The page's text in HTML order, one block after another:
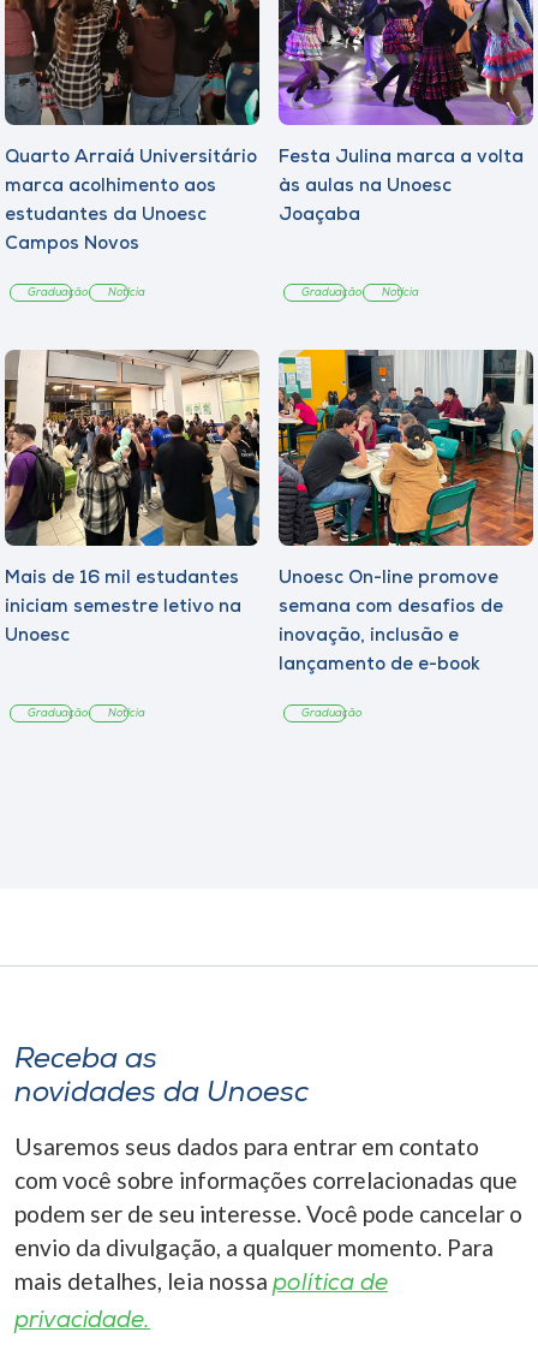
Quarto Arraiá Universitário
marca acolhimento aos
estudantes da Unoesc
Campos Novos
Graduação Notícia
Festa Julina marca a volta
às aulas na Unoesc
Joaçaba
Graduação Notícia
Mais de 16 mil estudantes
iniciam semestre letivo na
Unoesc
Graduação Notícia
Unoesc On-line promove
semana com desafios de
inovação, inclusão e
lançamento de e-book
Graduação
Receba as
novidades da Unoesc
Usaremos seus dados para entrar em contato
com você sobre informações correlacionadas que
podem ser de seu interesse. Você pode cancelar o
envio da divulgação, a qualquer momento. Para
mais detalhes, leia nossa política de
privacidade.